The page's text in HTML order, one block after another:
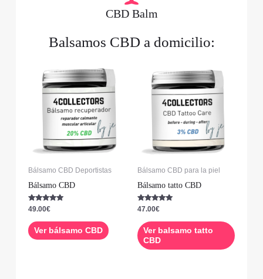
CBD Balm
Balsamos CBD a domicilio:
Bálsamo CBD Deportistas
Bálsamo CBD
Valorado con
de 5
49.00€
Ver bálsamo CBD
Bálsamo CBD para la piel
Bálsamo tatto CBD
Valorado con
de 5
47.00€
Ver balsamo tatto
CBD